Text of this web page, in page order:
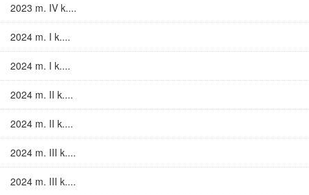
2023 m. IV k....
2024 m. I k....
2024 m. I k....
2024 m. II k....
2024 m. II k....
2024 m. III k....
2024 m. III k....